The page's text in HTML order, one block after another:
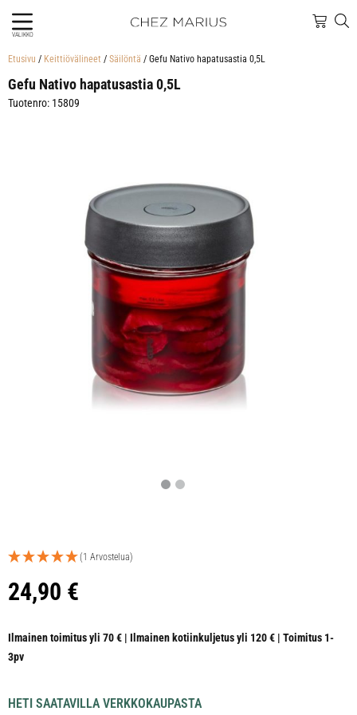
VALIKKO
Etusivu / Keittiövälineet / Säilöntä / Gefu Nativo hapatusastia 0,5L
Gefu Nativo hapatusastia 0,5L
Tuotenro: 15809
(1 Arvostelua)
24,90 €
Ilmainen toimitus yli 70 € | Ilmainen kotiinkuljetus yli 120 € | Toimitus 1-
3pv
HETI SAATAVILLA VERKKOKAUPASTA